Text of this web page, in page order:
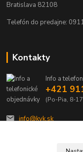
Bratislava 82108
Telefón do predajne:
Kontakty
Info a
+421
(Po-Pia, 8-
info@kvk.sk